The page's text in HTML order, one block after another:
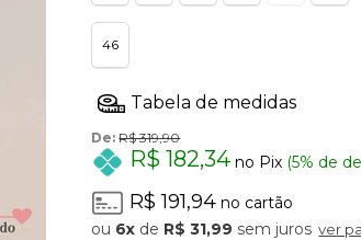
46
De:R$ 319,90
R$ 182,34 no Pix (5% de
R$ 191,94 no cartão
6x de R$ 31,99 sem juros ver